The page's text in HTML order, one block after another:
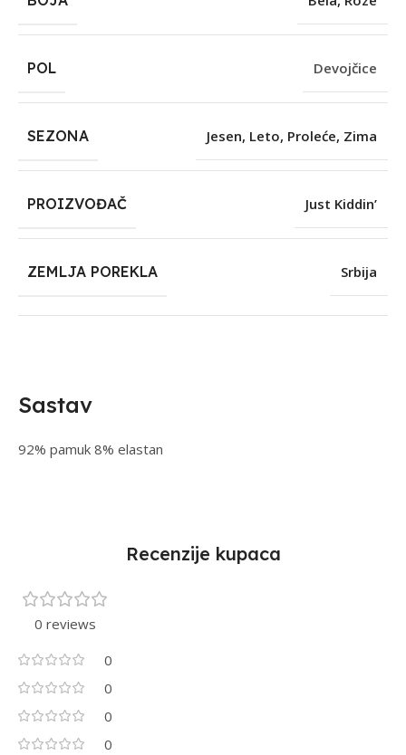
POL Devojčice
SEZONA Jesen, Leto, Proleće, Zima
PROIZVOĐAČ Just Kiddin’
ZEMLJA POREKLA Srbija
Sastav
92% pamuk 8% elastan
Recenzije kupaca
0 reviews
0
0
0
0